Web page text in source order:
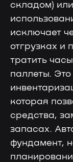
складом)
исключает
отгрузках и
тратить
паллеты.
которая
средства,
запасах.
фундамент,